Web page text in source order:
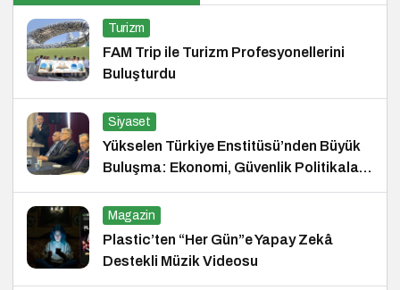
Turizm
FAM Trip ile Turizm Profesyonellerini
Buluşturdu
Siyaset
Yükselen Türkiye Enstitüsü’nden Büyük
Buluşma: Ekonomi, Güvenlik Politikaları
ve Hukuk Konferansı
Magazin
Plastic’ten “Her Gün”e Yapay Zekâ
Destekli Müzik Videosu